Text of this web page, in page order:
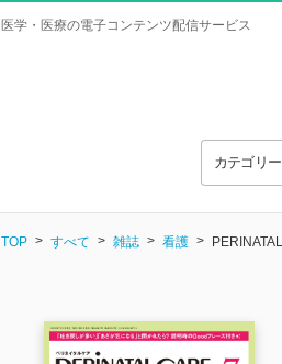
医学・医療の電子コンテンツ配信サービス
カテゴリ
TOP すべて 雑誌 看護